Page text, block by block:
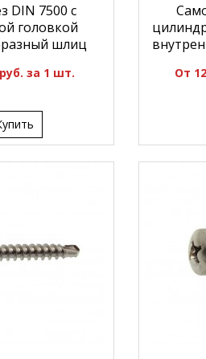
DIN 7500 с
головкой
шлиц
за 1 шт. От